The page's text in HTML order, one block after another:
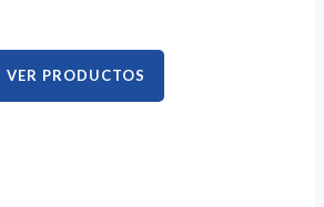
VER PRODUCTOS